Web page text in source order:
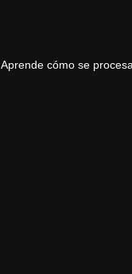
Aprende cómo se